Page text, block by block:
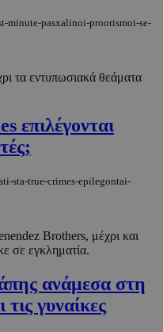
minute-pasxalinoi-proorismoi-se-
τα εντυπωσιακά θεάματα
επιλέγονται
sta-true-crimes-epilegontai-
Brothers, μέχρι και
σε εγκληματία.
ανάμεσα στη
γυναίκες